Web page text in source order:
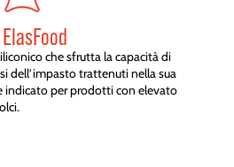
ElasFood
che sfrutta la capacità di
dell’impasto trattenuti nella sua
indicato per prodotti con elevato